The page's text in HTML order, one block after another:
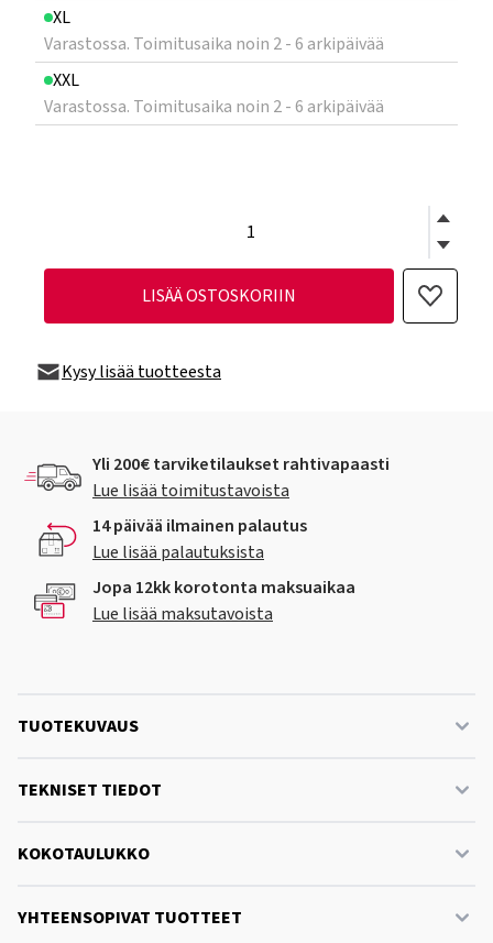
XL
Varastossa. Toimitusaika noin 2 - 6 arkipäivää
XXL
Varastossa. Toimitusaika noin 2 - 6 arkipäivää
LISÄÄ OSTOSKORIIN
Kysy lisää tuotteesta
Yli 200€ tarviketilaukset rahtivapaasti
Lue lisää toimitustavoista
14 päivää ilmainen palautus
Lue lisää palautuksista
Jopa 12kk korotonta maksuaikaa
Lue lisää maksutavoista
TUOTEKUVAUS
TEKNISET TIEDOT
KOKOTAULUKKO
YHTEENSOPIVAT TUOTTEET